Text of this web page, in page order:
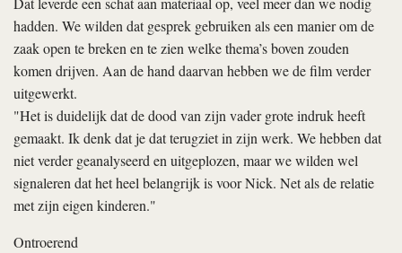
hadden. We wilden dat gesprek gebruiken als een manier om de
zaak open te breken en te zien welke thema’s boven zouden
komen drijven. Aan de hand daarvan hebben we de film verder
uitgewerkt.
"Het is duidelijk dat de dood van zijn vader grote indruk heeft
gemaakt. Ik denk dat je dat terugziet in zijn werk. We hebben dat
niet verder geanalyseerd en uitgeplozen, maar we wilden wel
signaleren dat het heel belangrijk is voor Nick. Net als de relatie
met zijn eigen kinderen."
Ontroerend